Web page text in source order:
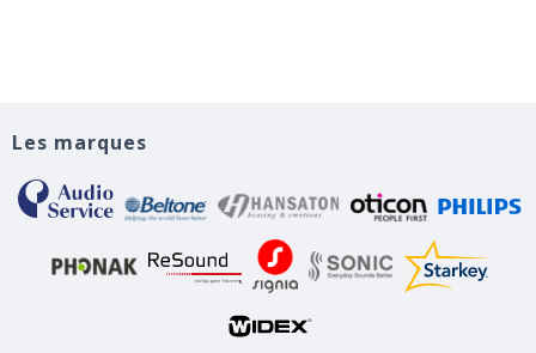
Les marques